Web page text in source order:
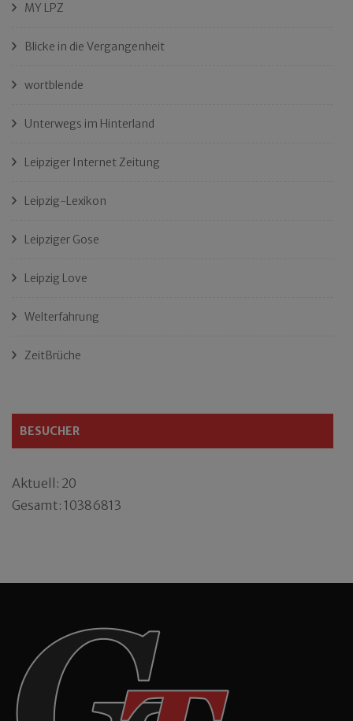
MY LPZ
Blicke in die Vergangenheit
wortblende
Unterwegs im Hinterland
Leipziger Internet Zeitung
Leipzig-Lexikon
Leipziger Gose
Leipzig Love
Welterfahrung
ZeitBrüche
BESUCHER
Aktuell: 20
Gesamt: 10386813